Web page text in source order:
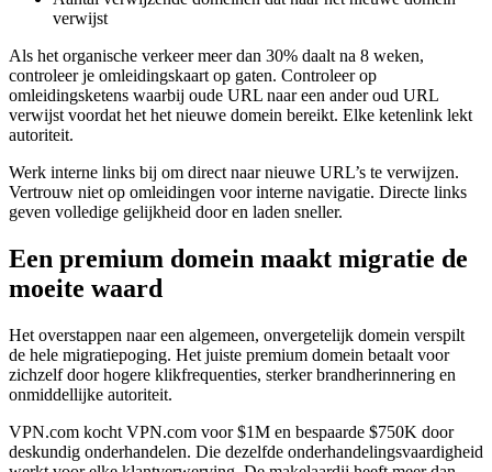
verwijst
Als het organische verkeer meer dan 30% daalt na 8 weken,
controleer je omleidingskaart op gaten. Controleer op
omleidingsketens waarbij oude URL naar een ander oud URL
verwijst voordat het het nieuwe domein bereikt. Elke ketenlink lekt
autoriteit.
Werk interne links bij om direct naar nieuwe URL’s te verwijzen.
Vertrouw niet op omleidingen voor interne navigatie. Directe links
geven volledige gelijkheid door en laden sneller.
Een premium domein maakt migratie de
moeite waard
Het overstappen naar een algemeen, onvergetelijk domein verspilt
de hele migratiepoging. Het juiste premium domein betaalt voor
zichzelf door hogere klikfrequenties, sterker brandherinnering en
onmiddellijke autoriteit.
VPN.com kocht VPN.com voor $1M en bespaarde $750K door
deskundig onderhandelen. Die dezelfde onderhandelingsvaardigheid